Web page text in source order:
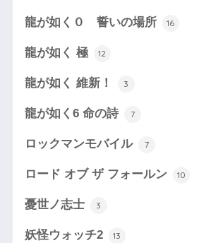
龍が如く０ 誓いの場所 16
龍が如く 極 12
龍が如く 維新！ 3
龍が如く6 命の詩 7
ロックマンモバイル 7
ロード オブ ザ フォールン 10
憂世ノ志士 3
妖怪ウォッチ2 13